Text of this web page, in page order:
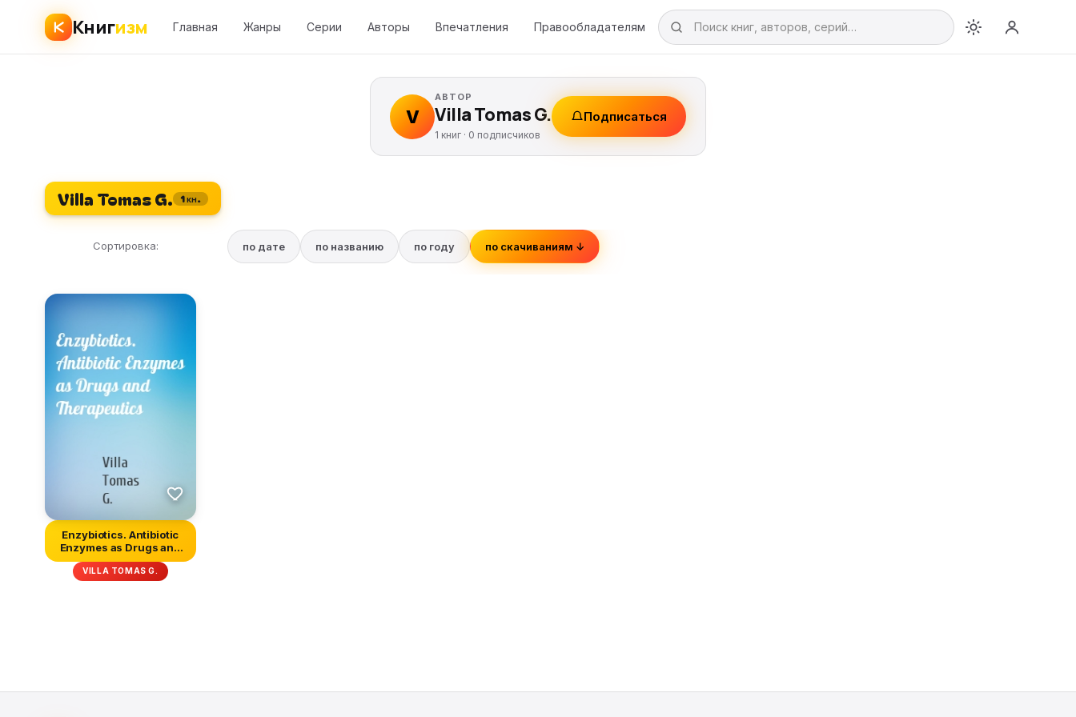
Книгизм Главная Жанры Серии Авторы Впечатления Правообладателям
V
АВТОР
Villa Tomas G.
1 книг · 0 подписчиков
Подписаться
Villa Tomas G. 1 кн.
Сортировка: по дате по названию по году по скачиваниям ↓
Enzybiotics. Antibiotic
Enzymes as Drugs and
Thera...
VILLA TOMAS G.